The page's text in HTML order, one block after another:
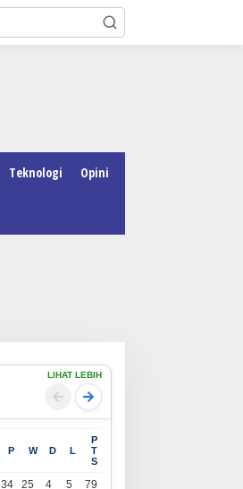
Teknologi Opini
SUCOFINDO Perkuat Ekosistem
Perkeretaapian Nasional di
RailwayTech Indonesia 2026
LIHAT LEBIH
P W D L
P
T
S
34 25 4 5
79